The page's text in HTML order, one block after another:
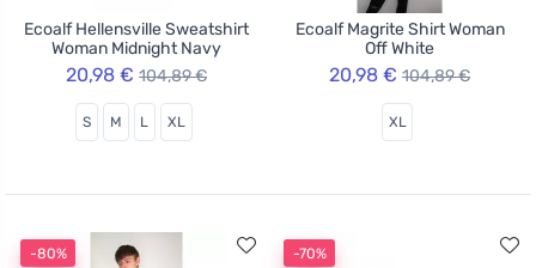
Ecoalf Hellensville Sweatshirt
Woman Midnight Navy
20,98 € 104,89 €
S M L XL
Ecoalf Magrite Shirt Woman
Off White
20,98 € 104,89 €
XL
-80% -70%